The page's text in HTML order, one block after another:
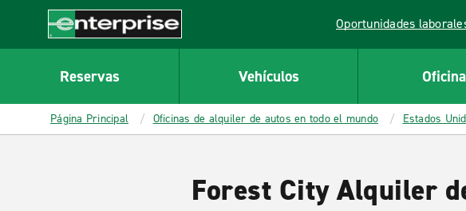
CONTENT
Enterprise
Oportunidades
Link opens in a new
Reservas Vehículos
Página Principal Oficinas de alquiler de autos en todo el mundo Estados
Forest City Alquiler